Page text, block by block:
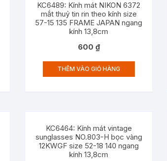
KC6489: Kính mát NIKON 6372
mắt thuỷ tin rin theo kính size
57-15 135 FRAME JAPAN ngang
kính 13,8cm
600 ₫
THÊM VÀO GIỎ HÀNG
KC6464: Kính mát vintage
sunglasses NO.803-H bọc vàng
12KWGF size 52-18 140 ngang
kính 13,8cm